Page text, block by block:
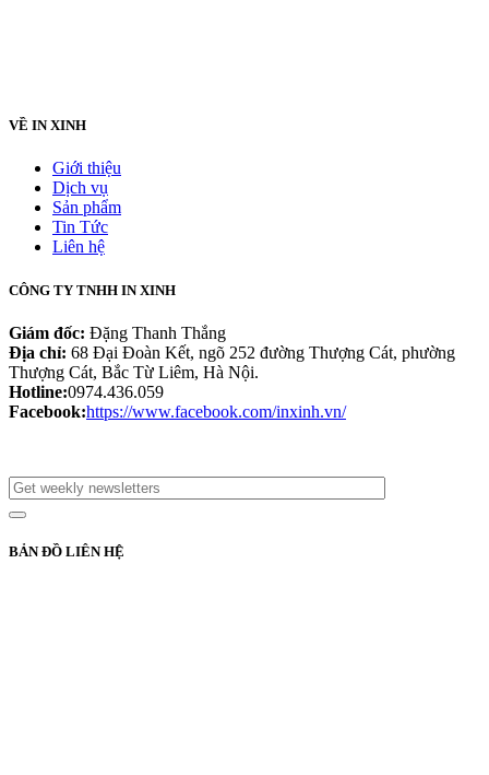
VỀ IN XINH
Giới thiệu
Dịch vụ
Sản phẩm
Tin Tức
Liên hệ
CÔNG TY TNHH IN XINH
Giám đốc: Đặng Thanh Thắng
Địa chỉ: 68 Đại Đoàn Kết, ngõ 252 đường Thượng Cát, phường
Thượng Cát, Bắc Từ Liêm, Hà Nội.
Hotline:0974.436.059
Facebook:https://www.facebook.com/inxinh.vn/
BẢN ĐỒ LIÊN HỆ